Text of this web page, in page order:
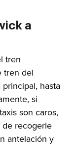
a
tren
tren del
hasta
si
son caros,
de recogerle
antelación y